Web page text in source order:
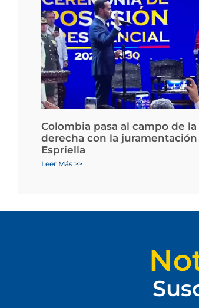
Colombia pasa al campo de
derecha con la juramentación
Espriella
Leer Más >>